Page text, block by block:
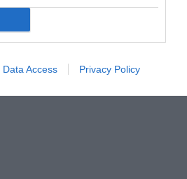
Data Access Privacy Policy
απαρατήρητη –
νεότερη» γράφουν στα